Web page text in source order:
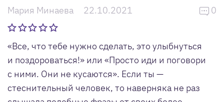
Мария Минаева 22.10.2021 0
«Все, что тебе нужно сделать, это улыбнуться
и поздороваться!» или «Просто иди и поговори
с ними. Они не кусаются». Если ты —
стеснительный человек, то наверняка не раз